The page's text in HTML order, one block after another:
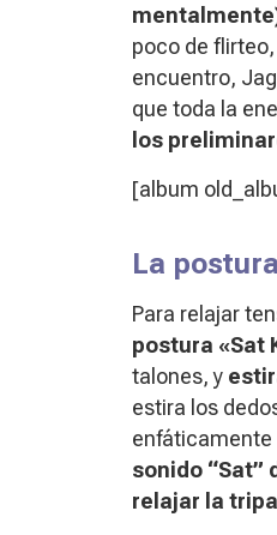
poco de
encuentro,
que toda la
los
[album
La
Para relajar
postura «Sat
talones, y
estira los
enfáticamente
sonido “Sat”
relajar la